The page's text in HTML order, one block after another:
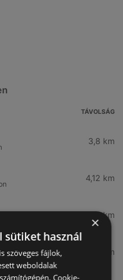
TÁVOLSÁG
3,8 km
4,12 km
Sopron
4,65 km
4,76 km
×
sütiket használ
szöveges fájlok,
weboldalak
Cookie-